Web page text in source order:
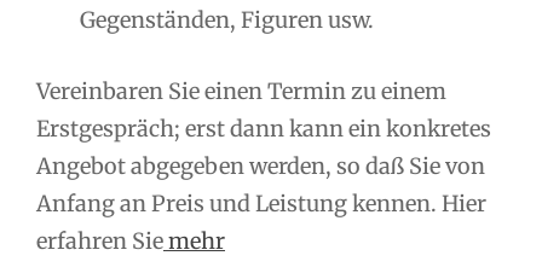
Gegenständen, Figuren usw.
Vereinbaren Sie einen Termin zu einem
Erstgespräch; erst dann kann ein konkretes
Angebot abgegeben werden, so daß Sie von
Anfang an Preis und Leistung kennen. Hier
erfahren Siemehr